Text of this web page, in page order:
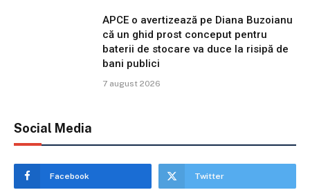
APCE o avertizează pe Diana Buzoianu
că un ghid prost conceput pentru
baterii de stocare va duce la risipă de
bani publici
7 august 2026
Social Media
Facebook Twitter